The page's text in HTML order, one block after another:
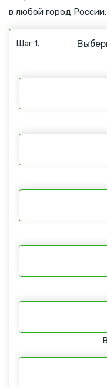
в любой город
Шаг 1.